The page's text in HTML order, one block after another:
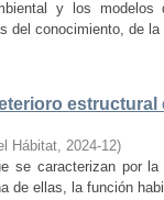
y los
del conocimiento, de
estructural
Hábitat, 2024-12)
se caracterizan por
de ellas, la función